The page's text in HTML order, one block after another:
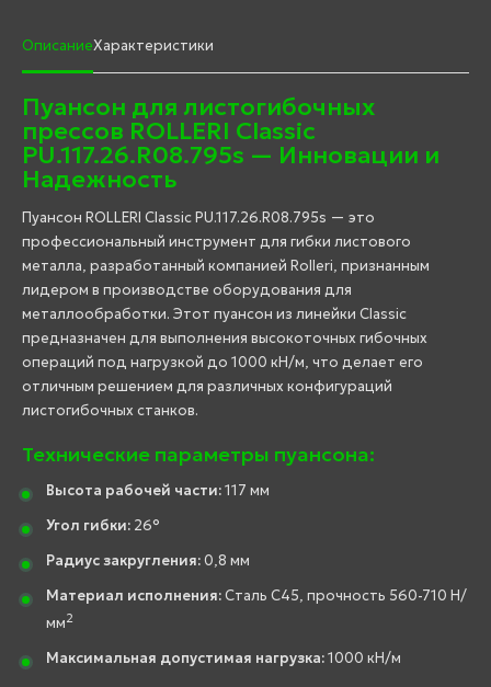
ОписаниеХарактеристики
Пуансон для листогибочных
прессов ROLLERI Classic
PU.117.26.R08.795s — Инновации и
Надежность
Пуансон ROLLERI Classic PU.117.26.R08.795s — это
профессиональный инструмент для гибки листового
металла, разработанный компанией Rolleri, признанным
лидером в производстве оборудования для
металлообработки. Этот пуансон из линейки Classic
предназначен для выполнения высокоточных гибочных
операций под нагрузкой до 1000 кН/м, что делает его
отличным решением для различных конфигураций
листогибочных станков.
Технические параметры пуансона:
Высота рабочей части:117 мм
Угол гибки: 26°
Радиус закругления: 0,8 мм
Материал исполнения:Сталь C45, прочность 560-710 Н/
мм2
Максимальная допустимая нагрузка:1000 кН/м